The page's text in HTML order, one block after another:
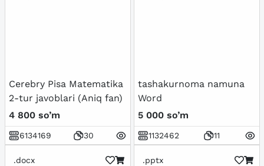
Cerebry Pisa Matematika
2-tur javoblari (Aniq fan)
4 800 so’m
6134169 30
tashakurnoma namuna
Word
5 000 so’m
1132462 11
.docx .pptx